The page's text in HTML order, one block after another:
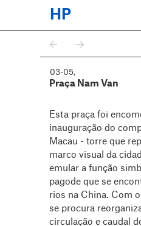
HP
03-05,
Praça Nam Van
Esta praça foi
inauguração do
Macau - torre que
marco visual da
emular a função
pagode que se
rios na China. Com
se procura
circulação e caudal